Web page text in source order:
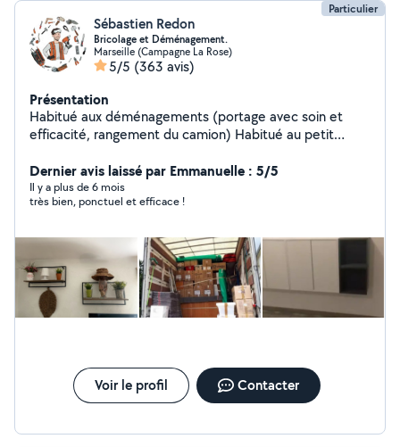
Particulier
Sébastien Redon
Bricolage et Déménagement.
Marseille (Campagne La Rose)
5/5 (363 avis)
Présentation
Habitué aux déménagements (portage avec soin et
efficacité, rangement du camion) Habitué au petit
Fixations au mur : tringles, étagères, télévision,
moustiquaires, stores. - Electricité : luminaires,
ventilateurs de plafond, prises électriques,
silicone, chasse d'eau, raccordement meuble vasque. -
Murs : rebouchage de trous, peinture de petites pièces.
- Divers : poignées de porte, barres de seuil, plaques de
cuisson. Habitué au jardinage : - Taille de haie,
plantation, débroussaillage, entretiens. Disponibilités : -
Dernier avis laissé par Emmanuelle : 5/5
Il y a plus de 6 mois
très bien, ponctuel et efficace !
Voir le profil Contacter